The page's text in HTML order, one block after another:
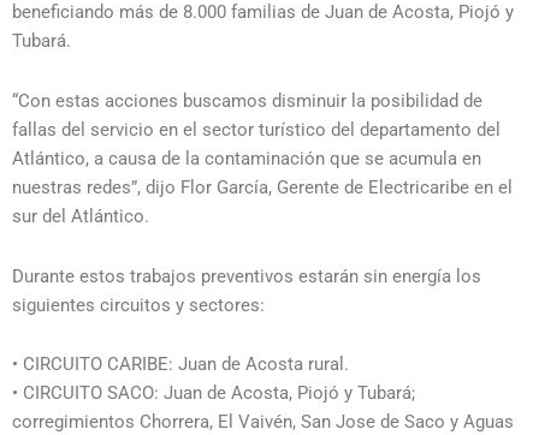
beneficiando más de 8.000 familias de Juan de Acosta, Piojó y
Tubará.
“Con estas acciones buscamos disminuir la posibilidad de
fallas del servicio en el sector turístico del departamento del
Atlántico, a causa de la contaminación que se acumula en
nuestras redes”, dijo Flor García, Gerente de Electricaribe en el
sur del Atlántico.
Durante estos trabajos preventivos estarán sin energía los
siguientes circuitos y sectores:
• CIRCUITO CARIBE: Juan de Acosta rural.
• CIRCUITO SACO: Juan de Acosta, Piojó y Tubará;
corregimientos Chorrera, El Vaivén, San Jose de Saco y Aguas